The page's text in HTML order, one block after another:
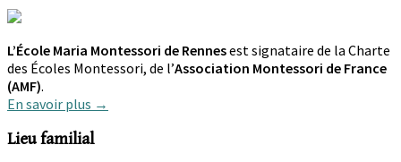
L’École Maria Montessori de Rennesest signataire de la Charte
des Écoles Montessori, de l’Association Montessori de France
(AMF).
En savoir plus →
Lieu familial